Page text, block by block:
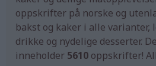
oppskrifter på norske og
bakst og kaker i alle varianter,
drikke og nydelige desserter.
inneholder 5610 oppskrifter!